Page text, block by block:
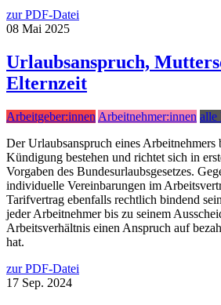
zur PDF-Datei
08 Mai 2025
Urlaubsanspruch,
Elternzeit
Arbeitgeber:innen Arbeitnehmer:innen alle
Der Urlaubsanspruch eines Arbeitnehmers
Kündigung bestehen und richtet sich in
Vorgaben des Bundesurlaubsgesetzes.
individuelle Vereinbarungen im
Tarifvertrag ebenfalls rechtlich bindend
jeder Arbeitnehmer bis zu seinem
Arbeitsverhältnis einen Anspruch auf
hat.
zur PDF-Datei
17 Sep. 2024